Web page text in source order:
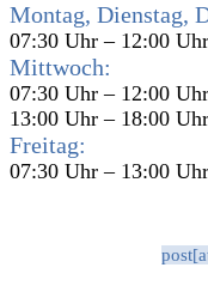
Montag, Dienstag,
07:30 Uhr – 12:00 Uhr
Mittwoch:
07:30 Uhr – 12:00 Uhr
13:00 Uhr – 18:00 Uhr
Freitag:
07:30 Uhr – 13:00 Uhr